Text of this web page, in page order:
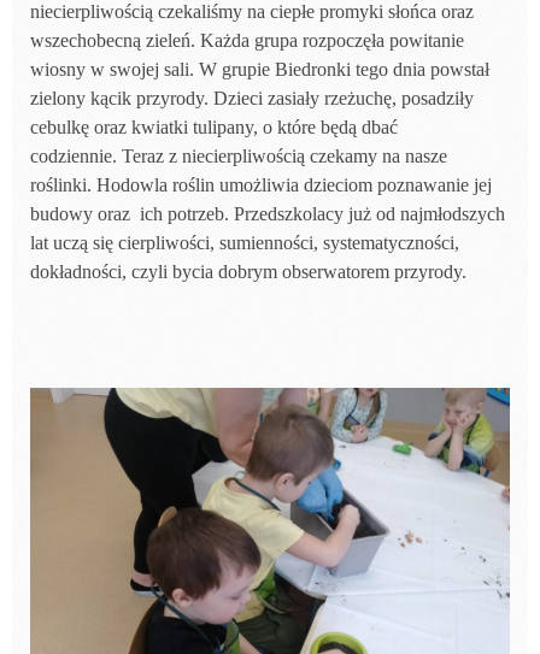
niecierpliwością czekaliśmy na ciepłe promyki słońca oraz
wszechobecną zieleń. Każda grupa rozpoczęła powitanie
wiosny w swojej sali. W grupie Biedronki tego dnia powstał
zielony kącik przyrody. Dzieci zasiały rzeżuchę, posadziły
cebulkę oraz kwiatki tulipany, o które będą dbać
codziennie. Teraz z niecierpliwością czekamy na nasze
roślinki. Hodowla roślin umożliwia dzieciom poznawanie jej
budowy oraz ich potrzeb. Przedszkolacy już od najmłodszych
lat uczą się cierpliwości, sumienności, systematyczności,
dokładności, czyli bycia dobrym obserwatorem przyrody.